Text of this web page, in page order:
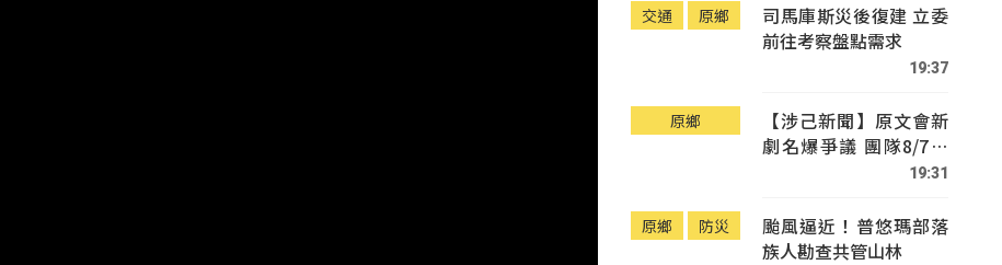
交通 原鄉
司馬庫斯災後復建 立委
前往考察盤點需求
19:37
原鄉
【涉己新聞】原文會新
劇名爆爭議 團隊8/7赴
19:31
原鄉 防災
颱風逼近！普悠瑪部落
族人勘查共管山林